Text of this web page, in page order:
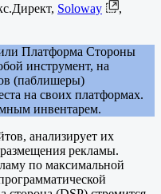
Soloway
,
Платформа Стороны
инструмент, на
(паблишеры)
на своих платформах.
инвентарем.
анализирует их
рекламы.
по максимальной